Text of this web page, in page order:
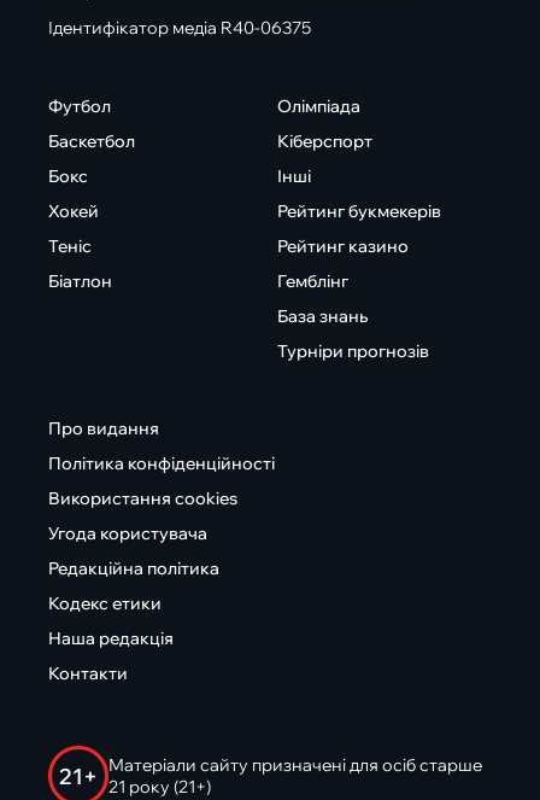
Ідентифікатор медіа R40-06375
Футбол
Баскетбол
Бокс
Хокей
Теніс
Біатлон
Олімпіада
Кіберспорт
Інші
Рейтинг букмекерів
Рейтинг казино
Гемблінг
База знань
Турніри прогнозів
Про видання
Політика конфіденційності
Використання cookies
Угода користувача
Редакційна політика
Кодекс етики
Наша редакція
Контакти
21+
Матеріали сайту призначені для осіб старше
21 року (21+)